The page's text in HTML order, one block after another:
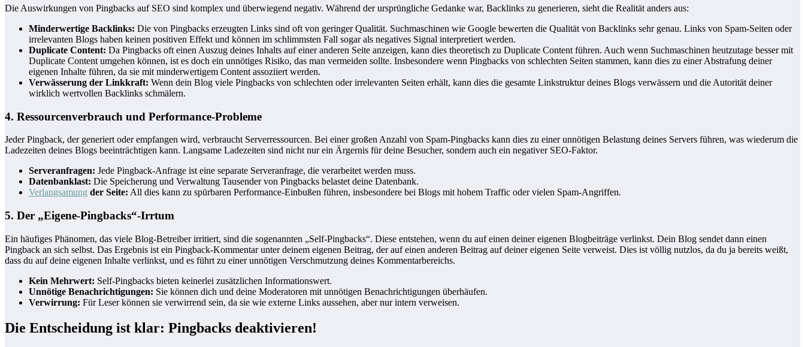
Die Auswirkungen von Pingbacks auf SEO sind komplex und überwiegend negativ. Während der ursprüngliche Gedanke war, Backlinks zu generieren, sieht die Realität anders aus:
Minderwertige Backlinks: Die von Pingbacks erzeugten Links sind oft von geringer Qualität. Suchmaschinen wie Google bewerten die Qualität von Backlinks sehr genau. Links von Spam-Seiten oder
irrelevanten Blogs haben keinen positiven Effekt und können im schlimmsten Fall sogar als negatives Signal interpretiert werden.
Duplicate Content: Da Pingbacks oft einen Auszug deines Inhalts auf einer anderen Seite anzeigen, kann dies theoretisch zu Duplicate Content führen. Auch wenn Suchmaschinen heutzutage besser mit
Duplicate Content umgehen können, ist es doch ein unnötiges Risiko, das man vermeiden sollte. Insbesondere wenn Pingbacks von schlechten Seiten stammen, kann dies zu einer Abstrafung deiner
eigenen Inhalte führen, da sie mit minderwertigem Content assoziiert werden.
Verwässerung der Linkkraft: Wenn dein Blog viele Pingbacks von schlechten oder irrelevanten Seiten erhält, kann dies die gesamte Linkstruktur deines Blogs verwässern und die Autorität deiner
wirklich wertvollen Backlinks schmälern.
4. Ressourcenverbrauch und Performance-Probleme
Jeder Pingback, der generiert oder empfangen wird, verbraucht Serverressourcen. Bei einer großen Anzahl von Spam-Pingbacks kann dies zu einer unnötigen Belastung deines Servers führen, was wiederum die
Ladezeiten deines Blogs beeinträchtigen kann. Langsame Ladezeiten sind nicht nur ein Ärgernis für deine Besucher, sondern auch ein negativer SEO-Faktor.
Serveranfragen: Jede Pingback-Anfrage ist eine separate Serveranfrage, die verarbeitet werden muss.
Datenbanklast: Die Speicherung und Verwaltung Tausender von Pingbacks belastet deine Datenbank.
Verlangsamung der Seite: All dies kann zu spürbaren Performance-Einbußen führen, insbesondere bei Blogs mit hohem Traffic oder vielen Spam-Angriffen.
5. Der „Eigene-Pingbacks“-Irrtum
Ein häufiges Phänomen, das viele Blog-Betreiber irritiert, sind die sogenannten „Self-Pingbacks“. Diese entstehen, wenn du auf einen deiner eigenen Blogbeiträge verlinkst. Dein Blog sendet dann einen
Pingback an sich selbst. Das Ergebnis ist ein Pingback-Kommentar unter deinem eigenen Beitrag, der auf einen anderen Beitrag auf deiner eigenen Seite verweist. Dies ist völlig nutzlos, da du ja bereits weißt,
dass du auf deine eigenen Inhalte verlinkst, und es führt zu einer unnötigen Verschmutzung deines Kommentarbereichs.
Kein Mehrwert: Self-Pingbacks bieten keinerlei zusätzlichen Informationswert.
Unnötige Benachrichtigungen: Sie können dich und deine Moderatoren mit unnötigen Benachrichtigungen überhäufen.
Verwirrung: Für Leser können sie verwirrend sein, da sie wie externe Links aussehen, aber nur intern verweisen.
Die Entscheidung ist klar: Pingbacks deaktivieren!